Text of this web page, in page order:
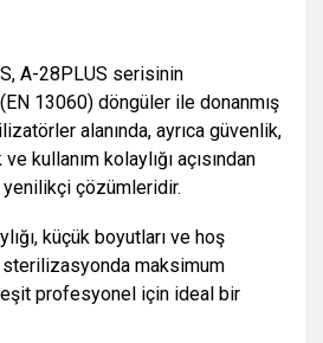
A-28PLUS serisinin
13060) döngüler ile donanmış
alanında, ayrıca güvenlik,
kullanım kolaylığı açısından
yenilikçi çözümleridir.
küçük boyutları ve hoş
maksimum
profesyonel için ideal bir